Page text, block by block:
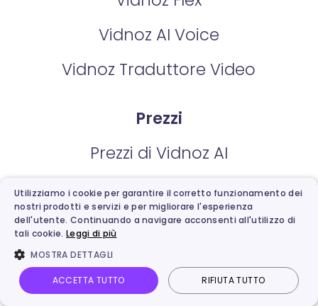
Vidnoz AI Voice
Vidnoz Traduttore Video
Prezzi
Prezzi di Vidnoz AI
Prezzi di Vidnoz Gen
Prezzi di Vidnoz Traduttore Video
Prezzi di Vidnoz Flex
Vidnoz AI Da Immagine a Video Accedi
Utilizziamo i cookie per garantire il corretto funzionamento dei
nostri prodotti e servizi e per migliorare l'esperienza
dell'utente. Continuando a navigare acconsenti all'utilizzo di
tali cookie. Leggi di più
MOSTRA DETTAGLI
ACCETTA TUTTO RIFIUTA TUTTO